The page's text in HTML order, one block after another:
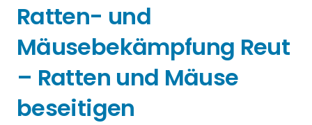
Ratten- und
Mäusebekämpfung Reut
– Ratten und Mäuse
beseitigen